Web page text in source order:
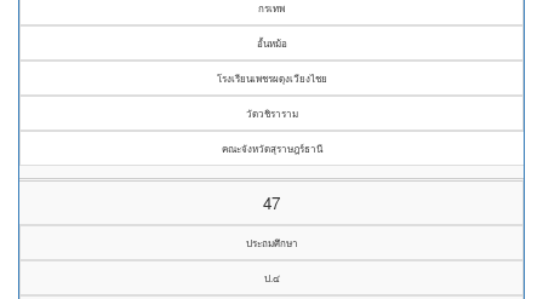
กรเทพ
อั้นหม้อ
โรงเรียนเพชรผดุงเวียงไชย
วัดวชิราราม
คณะจังหวัดสุราษฎร์ธานี
47
ประถมศึกษา
ป.๔